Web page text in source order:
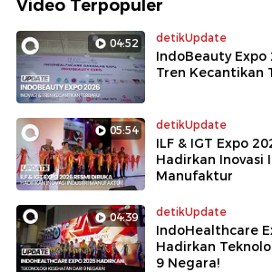
Video Terpopuler
04:52 detikUpdate
IndoBeauty Expo
Tren Kecantikan
05:54 detikUpdate
ILF & IGT Expo
Hadirkan Inovasi
Manufaktur
04:39 detikUpdate
IndoHealthcare
Hadirkan
9 Negara!